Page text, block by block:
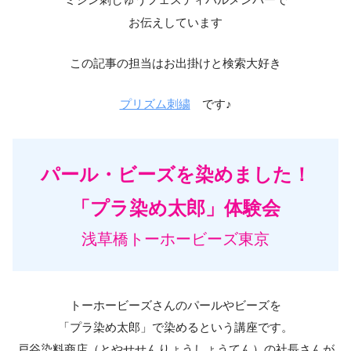
お伝えしています
この記事の担当はお出掛けと検索大好き
プリズム刺繍 です♪
パール・ビーズを染めました！
「プラ染め太郎」体験会
浅草橋トーホービーズ東京
トーホービーズさんのパールやビーズを
「プラ染め太郎」で染めるという講座です。